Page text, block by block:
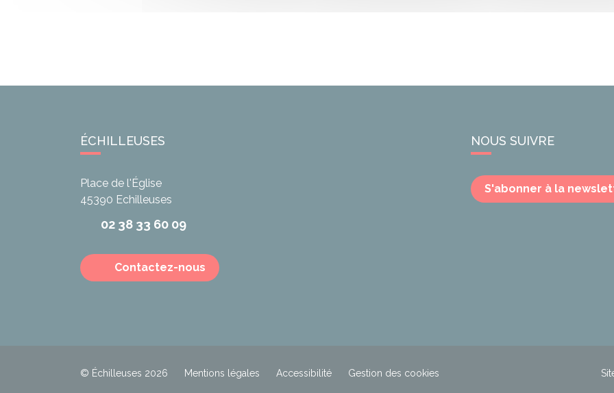
ÉCHILLEUSES
Place de l'Église
45390 Echilleuses
02 38 33 60 09
Contactez-nous
NOUS SUIVRE
S'abonner à la
© Échilleuses 2026 Mentions légales Accessibilité Gestion des cookies